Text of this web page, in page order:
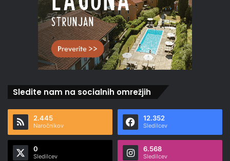
Sledite nam na socialnih omrežjih
2.445
Naročnikov
12.352
Sledilcev
0
Sledilcev
6.568
Sledilcev